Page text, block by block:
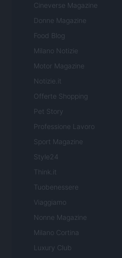
Cineverse Magazine
Donne Magazine
Food Blog
Milano Notizie
Motor Magazine
Notizie.it
Offerte Shopping
Pet Story
Professione Lavoro
Sport Magazine
Style24
Think.it
Tuobenessere
Viaggiamo
Nonne Magazine
Milano Cortina
Luxury Club